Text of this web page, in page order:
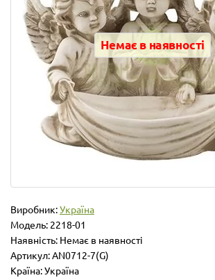
Немає в наявності
Виробник:Україна
Модель: 2218-01
Наявність: Немає в наявності
Артикул: AN0712-7(G)
Країна: Україна